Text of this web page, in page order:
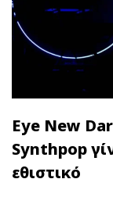
Eye New
Synthpop
εθιστικό